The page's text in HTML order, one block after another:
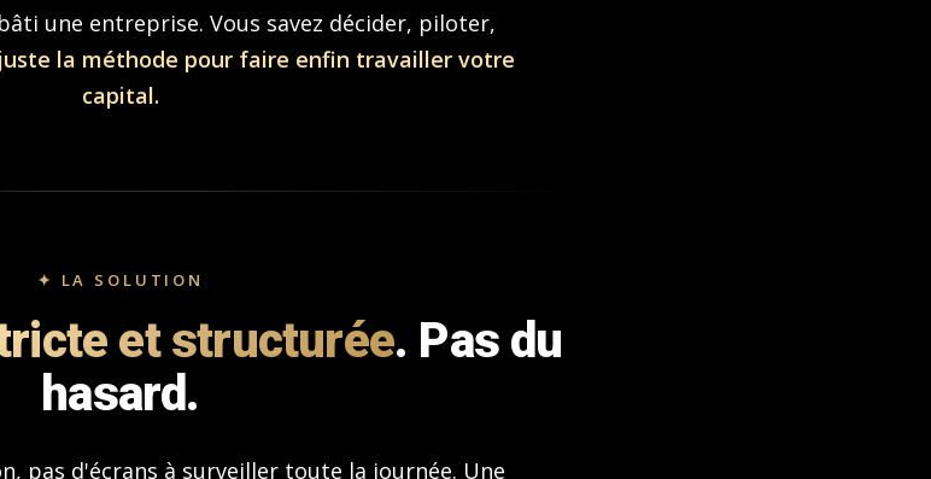
une entreprise. Vous savez décider, piloter,
la méthode pour faire enfin travailler votre
capital.
✦ LA SOLUTION
et structurée. Pas du
hasard.
pas d'écrans à surveiller toute la journée. Une